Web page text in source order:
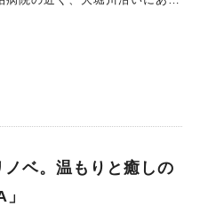
たカフェメニューがいただけ
格… 数え切れないほ
ノベ。温もりと癒しの